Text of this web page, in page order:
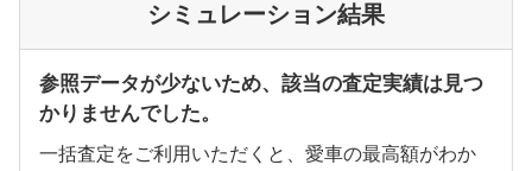
シミュレーション結果
参照データが少ないため、該当の査定実績は見つ
かりませんでした。
一括査定をご利用いただくと、愛車の最高額がわか